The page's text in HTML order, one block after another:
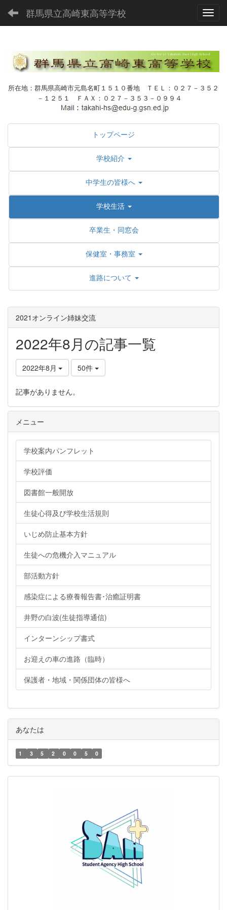
群馬県立高崎東高等学校
所在地：群馬県高崎市元島名町１５１０番地 ＴＥＬ：０２７－３５２
－１２５１ ＦＡＸ：０２７－３５３－０９９４
トップページ
学校紹介
中学生の皆様へ
学校生活
卒業生・同窓会
保健室・事務室
進路について
2021オンライン姉妹交流
2022年8月の記事一覧
2022年8月 50件
記事がありません。
メニュー
学校案内パンフレット
学校評価
図書館一般開放
生徒心得及び学校生活規則
いじめ防止基本方針
生徒への危機介入マニュアル
部活動方針
感染症による療養報告書･治癒証明書
井野の白波(生徒指導通信)
インターンシップ書式
お迎えの車の進路（臨時）
保護者・地域・関係団体の皆様へ
あなたは
1 3 5 2 0 0 5 0